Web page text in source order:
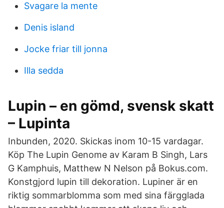
Svagare la mente
Denis island
Jocke friar till jonna
Illa sedda
Lupin – en gömd, svensk skatt
– Lupinta
Inbunden, 2020. Skickas inom 10-15 vardagar.
Köp The Lupin Genome av Karam B Singh, Lars
G Kamphuis, Matthew N Nelson på Bokus.com.
Konstgjord lupin till dekoration. Lupiner är en
riktig sommarblomma som med sina färgglada